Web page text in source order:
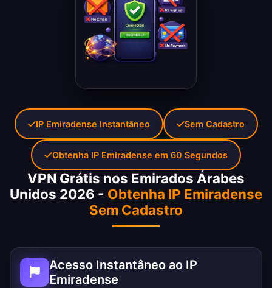
VPN Grátis nos Emirados Árabes
Unidos 2026 - Obtenha IP Emiradense
Sem Cadastro
Acesso Instantâneo ao IP
Emiradense
IP Emiradense Instantâneo Sem Cadastro
Obtenha IP Emiradense em 60 Segundos